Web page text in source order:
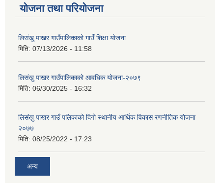
योजना तथा परियोजना
लिसंखु पाखर गाउँपालिकाको गाउँ शिक्षा योजना
मिति: 07/13/2026 - 11:58
लिसंखु पाखर गाउँपालिकाको आवधिक योजना-२०७९
मिति: 06/30/2025 - 16:32
लिसंखु पाखर गाउँ पलिकाको दिगो स्थानीय आर्थिक विकास रणनीतिक योजना
२०७७
मिति: 08/25/2022 - 17:23
अन्य